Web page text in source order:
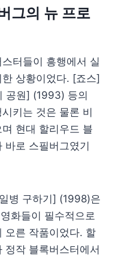
그의 뉴 프로
터들이 흥행에서 실
상황이었다. [죠스]
공원] (1993) 등의
키는 것은 물론 비
현대 할리우드 블
바로 스필버그였기
병 구하기] (1998)은
화들이 필수적으로
오른 작품이었다. 할
정작 블록버스터에서